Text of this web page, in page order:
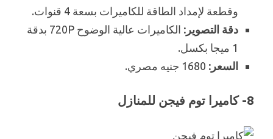
وقطعة لإمداد الطاقة للكاميرات بسعة 4 قنوات.
دقة التصوير:
الكاميرات عالية الوضوح 720P بدقة
1 ميجا بكسل.
السعر:
8- كاميرا توم فيجن للمنازل